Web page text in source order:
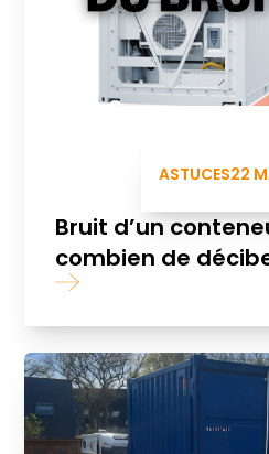
ASTUCES22
Bruit d’un
combien de